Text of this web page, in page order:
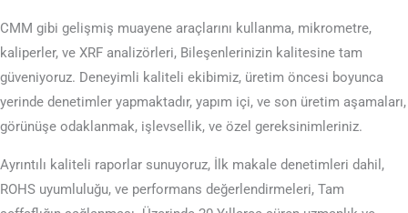
CMM gibi gelişmiş muayene araçlarını kullanma, mikrometre,
kaliperler, ve XRF analizörleri, Bileşenlerinizin kalitesine tam
güveniyoruz. Deneyimli kaliteli ekibimiz, üretim öncesi boyunca
yerinde denetimler yapmaktadır, yapım içi, ve son üretim aşamaları,
görünüşe odaklanmak, işlevsellik, ve özel gereksinimleriniz.
Ayrıntılı kaliteli raporlar sunuyoruz, İlk makale denetimleri dahil,
ROHS uyumluluğu, ve performans değerlendirmeleri, Tam